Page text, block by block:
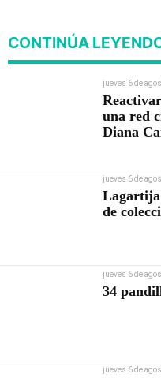
CONTINÚA
jueves 6 de
una red
Diana
jueves 6 de
Lagartija
de
jueves 6 de
34
jueves 6 de